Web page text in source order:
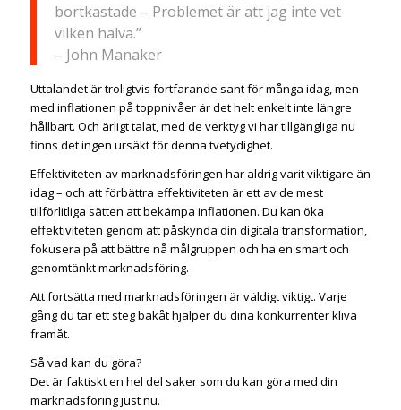
bortkastade – Problemet är att jag inte vet
vilken halva.”
– John Manaker
Uttalandet är troligtvis fortfarande sant för många idag, men
med inflationen på toppnivåer är det helt enkelt inte längre
hållbart. Och ärligt talat, med de verktyg vi har tillgängliga nu
finns det ingen ursäkt för denna tvetydighet.
Effektiviteten av marknadsföringen har aldrig varit viktigare än
idag – och att förbättra effektiviteten är ett av de mest
tillförlitliga sätten att bekämpa inflationen. Du kan öka
effektiviteten genom att påskynda din digitala transformation,
fokusera på att bättre nå målgruppen och ha en smart och
genomtänkt marknadsföring.
Att fortsätta med marknadsföringen är väldigt viktigt. Varje
gång du tar ett steg bakåt hjälper du dina konkurrenter kliva
framåt.
Så vad kan du göra?
Det är faktiskt en hel del saker som du kan göra med din
marknadsföring just nu.